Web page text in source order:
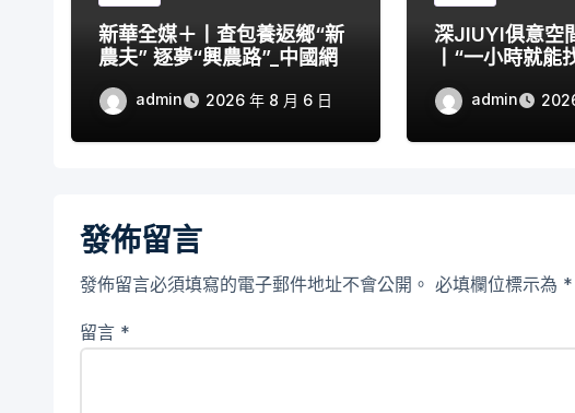
新華全媒＋丨查包養返鄉“新
農夫” 逐夢“興農路”_中國網
admin 2026 年 8 月 6 日
深JIUYI俱意空
丨“一小時就能
admin
發佈留言
發佈留言必須填寫的電子郵件地址不會公開。 必填欄位標示為 *
留言 *